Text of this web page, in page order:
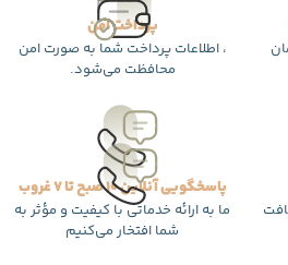
پرداخت امن
، اطلاعات پرداخت شما به صورت امن
محافظت می‌شود.
پاسخگویی آنلاین 10 صبح تا 7 غروب
ما به ارائه خدماتی با کیفیت و مؤثر به
شما افتخار می‌کنیم